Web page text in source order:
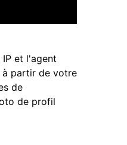
et l'agent
à partir de votre
de
de profil